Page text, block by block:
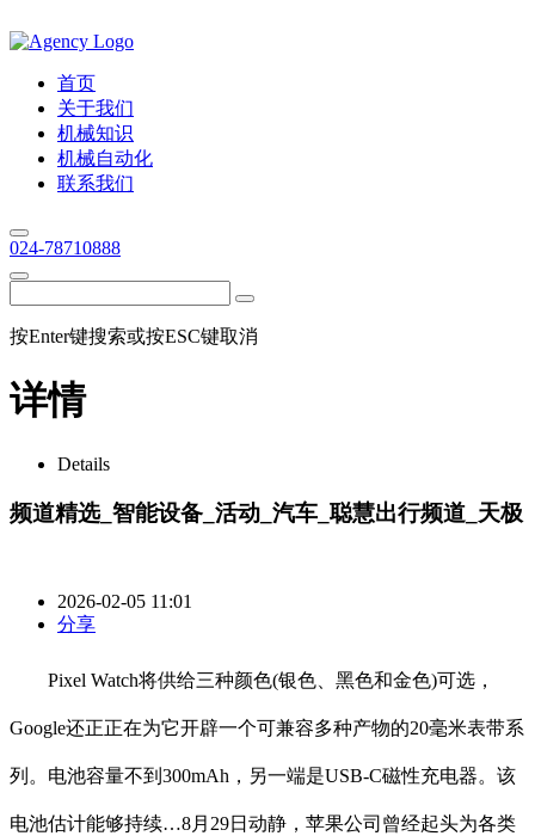
首页
关于我们
机械知识
机械自动化
联系我们
024-78710888
按Enter键搜索或按ESC键取消
详情
Details
频道精选_智能设备_活动_汽车_聪慧出行频道_天极
2026-02-05 11:01
分享
Pixel Watch将供给三种颜色(银色、黑色和金色)可选，
Google还正正在为它开辟一个可兼容多种产物的20毫米表带系
列。电池容量不到300mAh，另一端是USB-C磁性充电器。该
电池估计能够持续…8月29日动静，苹果公司曾经起头为各类